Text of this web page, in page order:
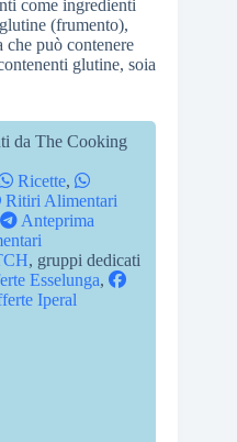
come ingredienti
(frumento),
che può contenere
glutine, soia
da The Cooking
Ricette,
Ritiri Alimentari
Anteprima
, gruppi dedicati
Esselunga,
Iperal